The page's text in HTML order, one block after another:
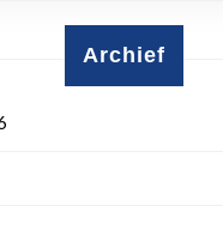
Archief